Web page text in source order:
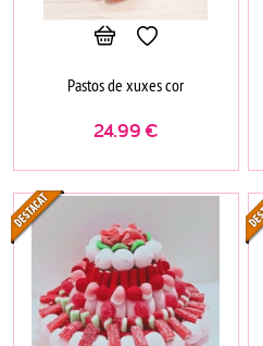
Pastos de xuxes cor
24.99€